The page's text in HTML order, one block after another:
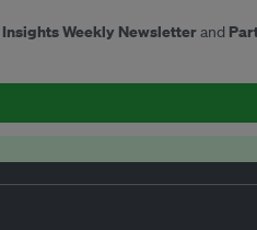
Insights Weekly Newsletterand